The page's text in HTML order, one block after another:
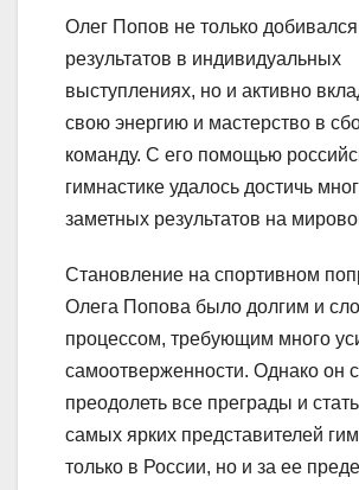
Олег Попов не только
результатов в индивидуальных
выступлениях, но и активно
свою энергию и мастерство в
команду. С его помощью
гимнастике удалось достичь
заметных результатов на
Становление на спортивном
Олега Попова было долгим и
процессом, требующим много
самоотверженности. Однако он
преодолеть все преграды и
самых ярких представителей
только в России, но и за ее